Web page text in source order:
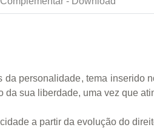
personalidade, tema
sua liberdade, uma vez que
a partir da evolução do